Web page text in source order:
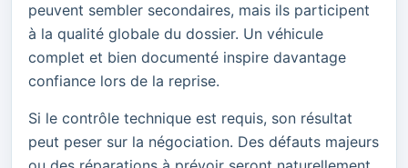
peuvent sembler secondaires, mais ils participent
à la qualité globale du dossier. Un véhicule
complet et bien documenté inspire davantage
confiance lors de la reprise.
Si le contrôle technique est requis, son résultat
peut peser sur la négociation. Des défauts majeurs